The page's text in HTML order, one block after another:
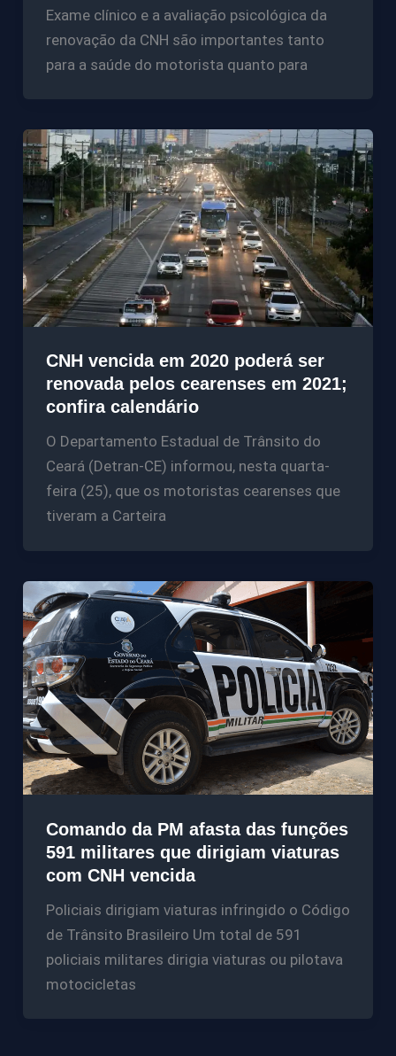
Exame clínico e a avaliação psicológica da
renovação da CNH são importantes tanto
para a saúde do motorista quanto para
CNH vencida em 2020 poderá ser
renovada pelos cearenses em 2021;
confira calendário
O Departamento Estadual de Trânsito do
Ceará (Detran-CE) informou, nesta quarta-
feira (25), que os motoristas cearenses que
tiveram a Carteira
Comando da PM afasta das funções
591 militares que dirigiam viaturas
com CNH vencida
Policiais dirigiam viaturas infringido o Código
de Trânsito Brasileiro Um total de 591
policiais militares dirigia viaturas ou pilotava
motocicletas